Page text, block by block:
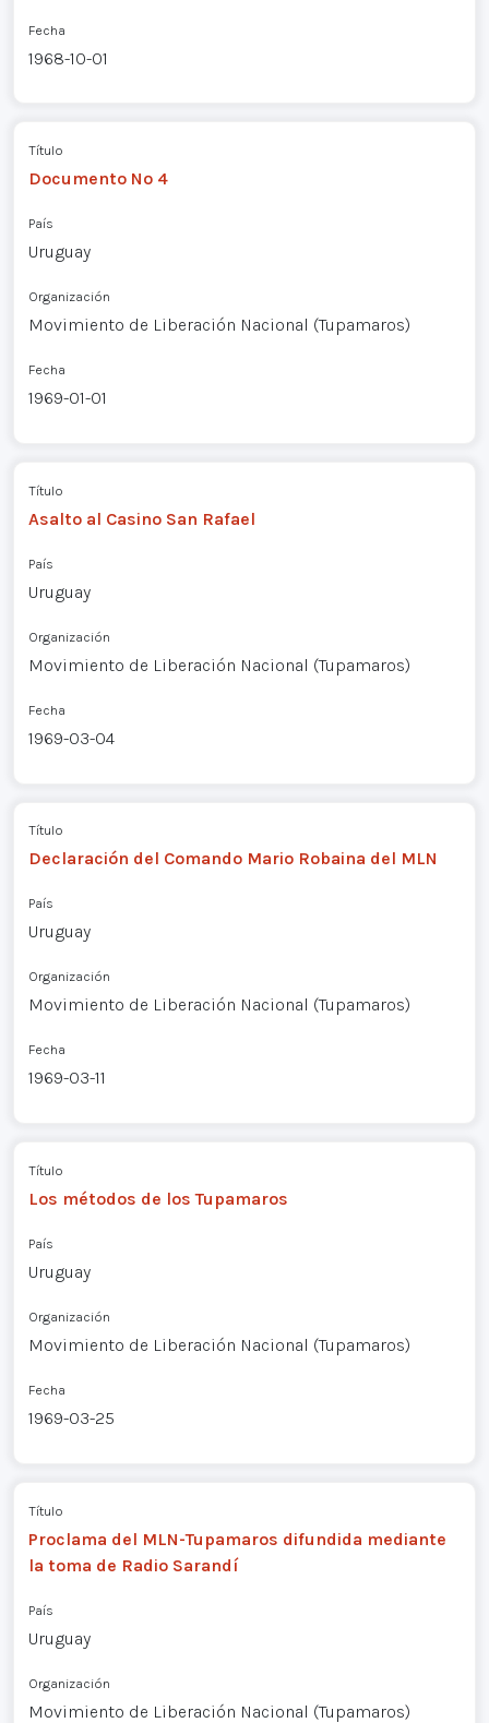
Fecha
1968-10-01
Título
Documento Nº 4
País
Uruguay
Organización
Movimiento de Liberación Nacional (Tupamaros)
Fecha
1969-01-01
Título
Asalto al Casino San Rafael
País
Uruguay
Organización
Movimiento de Liberación Nacional (Tupamaros)
Fecha
1969-03-04
Título
Declaración del Comando Mario Robaina del MLN
País
Uruguay
Organización
Movimiento de Liberación Nacional (Tupamaros)
Fecha
1969-03-11
Título
Los métodos de los Tupamaros
País
Uruguay
Organización
Movimiento de Liberación Nacional (Tupamaros)
Fecha
1969-03-25
Título
Proclama del MLN-Tupamaros difundida mediante
la toma de Radio Sarandí
País
Uruguay
Organización
Movimiento de Liberación Nacional (Tupamaros)